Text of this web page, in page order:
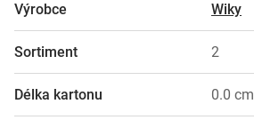
Výrobce Wiky
Sortiment 2
Délka kartonu 0.0 cm